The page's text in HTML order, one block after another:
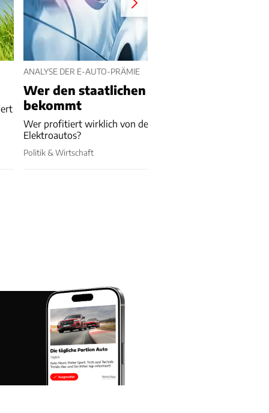
ANALYSE DER E-AUTO-PRÄMIE
Wer den staatlichen Zuschuss wirklich
bekommt
Wer profitiert wirklich von der neuen Förderung für
Elektroautos?
Politik & Wirtschaft